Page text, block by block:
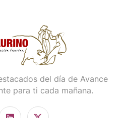
del día de Avance
para ti cada mañana.